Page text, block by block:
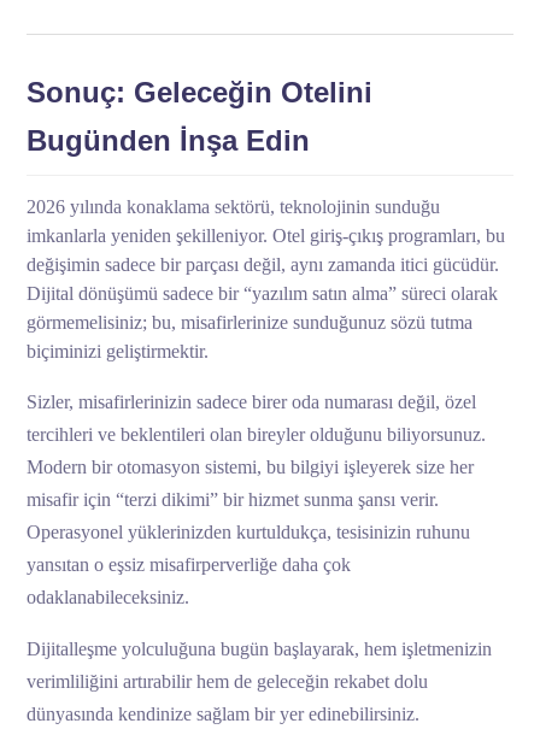
Sonuç: Geleceğin Otelini
Bugünden İnşa Edin
2026 yılında konaklama sektörü, teknolojinin sunduğu
imkanlarla yeniden şekilleniyor. Otel giriş-çıkış programları, bu
değişimin sadece bir parçası değil, aynı zamanda itici gücüdür.
Dijital dönüşümü sadece bir “yazılım satın alma” süreci olarak
görmemelisiniz; bu, misafirlerinize sunduğunuz sözü tutma
biçiminizi geliştirmektir.
Sizler, misafirlerinizin sadece birer oda numarası değil, özel
tercihleri ve beklentileri olan bireyler olduğunu biliyorsunuz.
Modern bir otomasyon sistemi, bu bilgiyi işleyerek size her
misafir için “terzi dikimi” bir hizmet sunma şansı verir.
Operasyonel yüklerinizden kurtuldukça, tesisinizin ruhunu
yansıtan o eşsiz misafirperverliğe daha çok
odaklanabileceksiniz.
Dijitalleşme yolculuğuna bugün başlayarak, hem işletmenizin
verimliliğini artırabilir hem de geleceğin rekabet dolu
dünyasında kendinize sağlam bir yer edinebilirsiniz.